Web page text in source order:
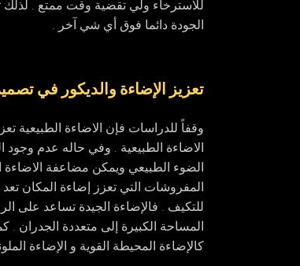
للاسترخاء ولي تقضية وقت ممتع .
الجودة دائما فوق أي شي آخر .
تعزيز الإضاءة والديكور في
وقفاً للدراسات فإن الاضاءة الطبيعية
الاضاءة الطبيعية . وفي حاله عدم وجود
الضوء الطبيعي ويمكن مضاعفة الاضاءة
المفروشات التي تعزز إضاءة المكان تعد
للتكيف . فالإضاءة الجيدة تساعد على
المساحة الكبيرة إلى متعددة الجدران
كالإضاءة المحيطة القوية و الإضاءة